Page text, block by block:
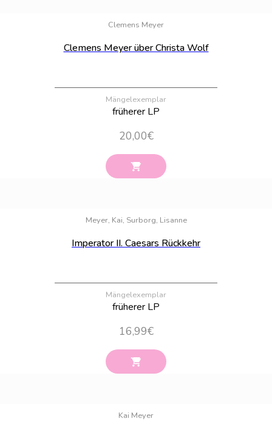
Clemens Meyer
Clemens Meyer über Christa Wolf
Mängelexemplar
früherer LP
20,00€
Meyer, Kai, Surborg, Lisanne
Imperator II. Caesars Rückkehr
Mängelexemplar
früherer LP
16,99€
Kai Meyer